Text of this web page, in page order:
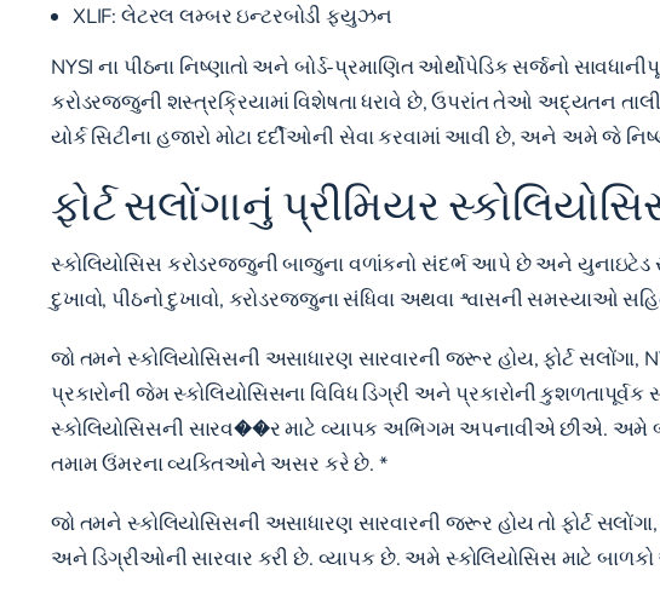
XLIF: લેટરલ લમ્બર ઇન્ટરબોડી ફ્યુઝન
NYSI ના પીઠના નિષ્ણાતો અને બોર્ડ-પ્રમાણિત ઓર્થોપેડિક સર્જનો
કરોડરજ્જુની શસ્ત્રક્રિયામાં વિશેષતા ધરાવે છે, ઉપરાંત તેઓ અદ્યતન
યોર્ક સિટીના હજારો મોટા દર્દીઓની સેવા કરવામાં આવી છે, અને અમે જે
ફોર્ટ સલોંગાનું પ્રીમિયર
સ્કોલિયોસિસ કરોડરજ્જુની બાજુના વળાંકનો સંદર્ભ આપે છે અને
દુખાવો, પીઠનો દુખાવો, કરોડરજ્જુના સંધિવા અથવા શ્વાસની સમસ્યાઓ
જો તમને સ્કોલિયોસિસની અસાધારણ સારવારની જરૂર હોય, ફોર્ટ સલોંગા,
પ્રકારોની જેમ સ્કોલિયોસિસના વિવિધ ડિગ્રી અને પ્રકારોની
સ્કોલિયોસિસની સારવ��ર માટે વ્યાપક અભિગમ અપનાવીએ છીએ.
તમામ ઉંમરના વ્યક્તિઓને અસર કરે છે. *
જો તમને સ્કોલિયોસિસની અસાધારણ સારવારની જરૂર હોય તો ફોર્ટ
અને ડિગ્રીઓની સારવાર કરી છે. વ્યાપક છે. અમે સ્કોલિયોસિસ માટે